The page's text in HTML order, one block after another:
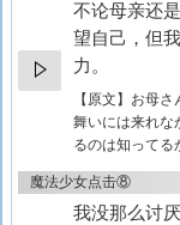
不论母亲还
望自己，但
力。
【原文】 お母さ
舞いには来れな
るのは知ってる
魔法少女点击⑧
我没那么讨